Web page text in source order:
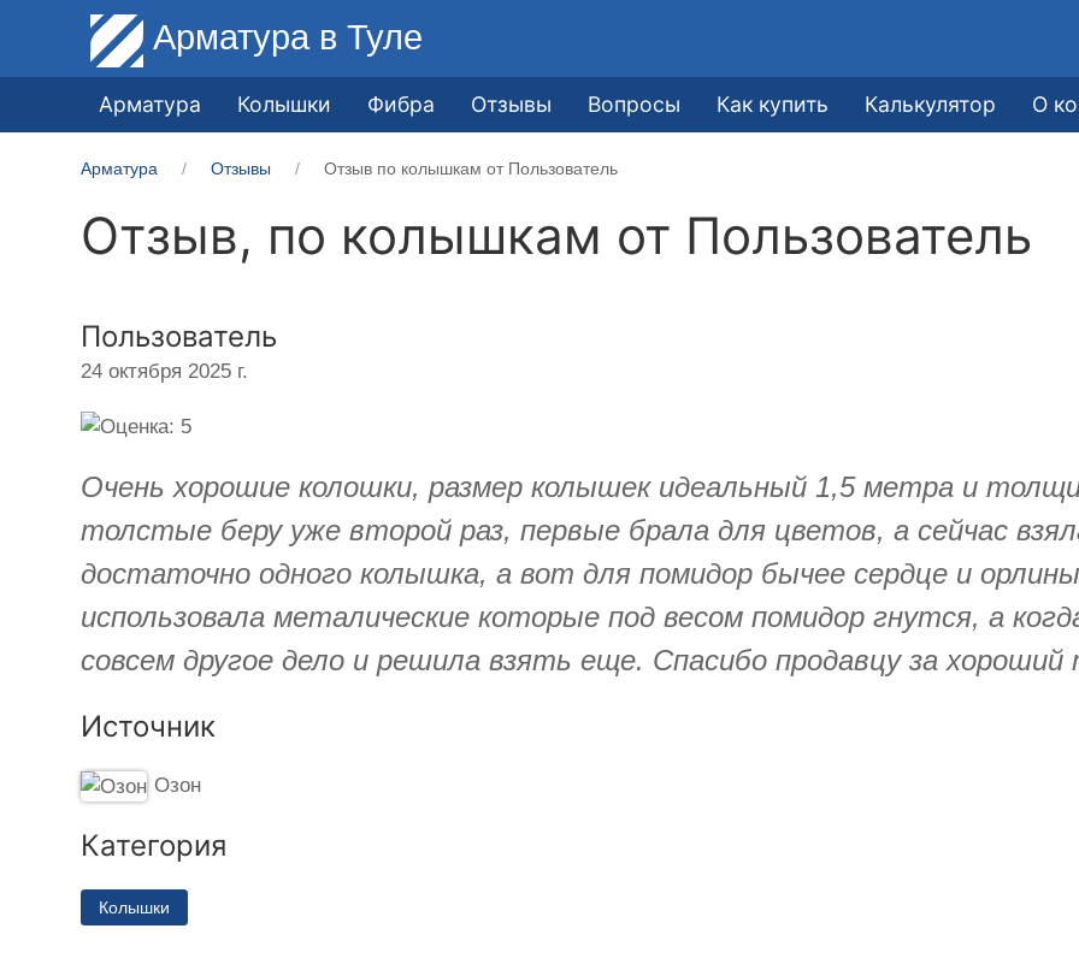
Арматура в Туле
Арматура Колышки Фибра Отзывы Вопросы Как купить Калькулятор О
Арматура Отзывы Отзыв по колышкам от Пользователь
Отзыв, по колышкам от Пользователь
Пользователь
24 октября 2025 г.
Очень хорошие колошки, размер колышек идеальный 1,5 метра и
толстые беру уже второй раз, первые брала для цветов, а сейчас
достаточно одного колышка, а вот для помидор бычее сердце и
использовала металические которые под весом помидор гнутся, а
совсем другое дело и решила взять еще. Спасибо продавцу за хороший
Источник
Озон
Категория
Колышки